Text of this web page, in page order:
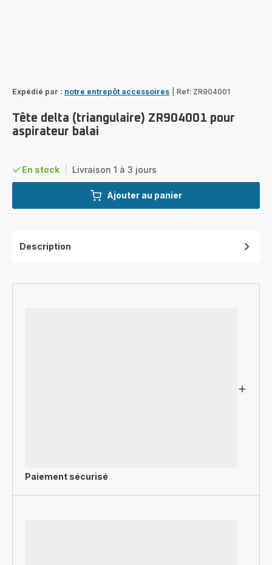
Expédié par : notre entrepôt accessoires Ref: ZR904001
Tête delta (triangulaire) ZR904001 pour
aspirateur balai
En stock Livraison 1 à 3 jours
Ajouter au panier
Description
Paiement sécurisé